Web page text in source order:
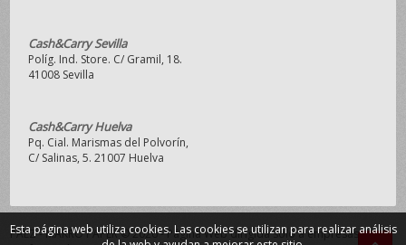
Cash&Carry Sevilla
Políg. Ind. Store. C/ Gramil, 18.
41008 Sevilla
Cash&Carry Huelva
Pq. Cial. Marismas del Polvorín,
C/ Salinas, 5. 21007 Huelva
PAEZ - MAKRO PAPER © 2026 - Página Web dirigida sólo a empresas y
Esta página web utiliza cookies. Las cookies se utilizan para realizar análisis